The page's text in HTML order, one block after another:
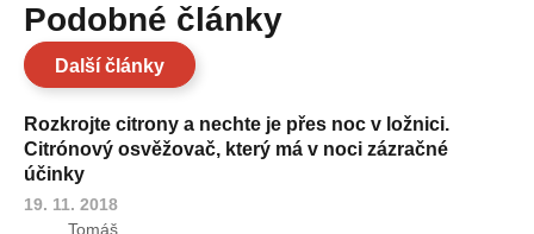
Podobné články
Další články
Rozkrojte citrony a nechte je přes noc v ložnici.
Citrónový osvěžovač, který má v noci zázračné
účinky
19. 11. 2018
Tomáš